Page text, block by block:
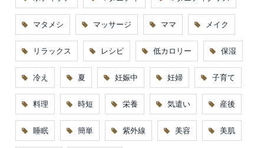
マタメシ マッサージ ママ メイク
リラックス レシピ 低カロリー 保湿
冷え 夏 妊娠中 妊婦 子育て
料理 時短 栄養 気遣い 産後
睡眠 簡単 紫外線 美容 美肌